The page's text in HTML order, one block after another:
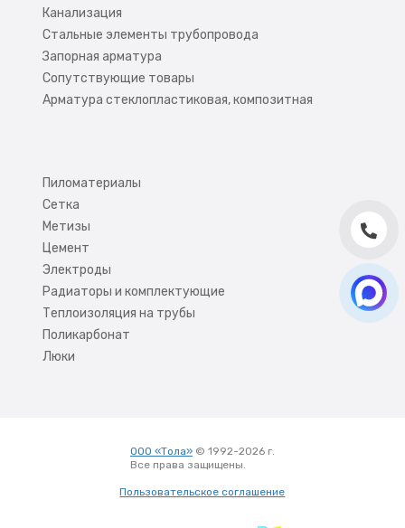
Канализация
Стальные элементы трубопровода
Запорная арматура
Сопутствующие товары
Арматура стеклопластиковая, композитная
Пиломатериалы
Сетка
Метизы
Цемент
Электроды
Радиаторы и комплектующие
Теплоизоляция на трубы
Поликарбонат
Люки
ООО «Тола»© 1992-2026 г.
Все права защищены.
Пользовательское соглашение